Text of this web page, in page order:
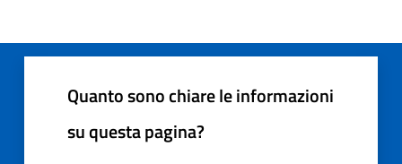
Quanto sono chiare le informazioni
su questa pagina?